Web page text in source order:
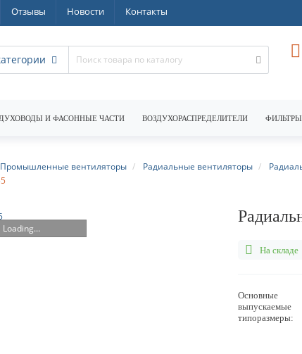
Отзывы Новости Контакты
И ФАСОННЫЕ ЧАСТИ ВОЗДУХОРАСПРЕДЕЛИТЕЛИ
Промышленные вентиляторы Радиальные вентиляторы
Loading...
На складе
Основные
выпускаемые
типоразмеры